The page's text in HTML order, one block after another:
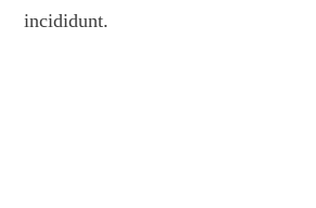
incididunt.